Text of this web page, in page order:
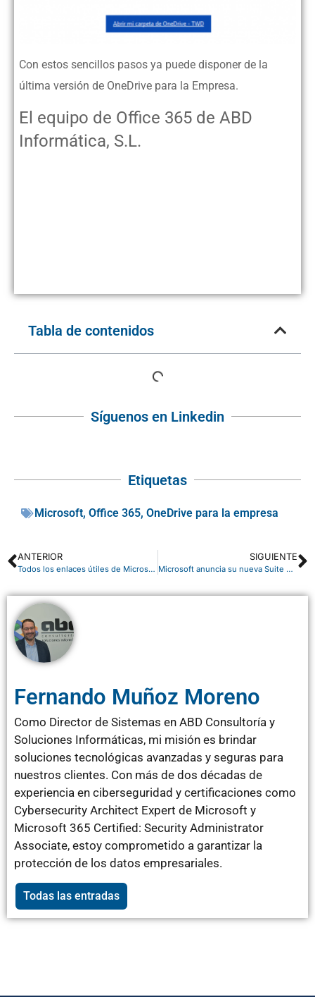
Con estos sencillos pasos ya puede disponer de la
última versión de OneDrive para la Empresa.
El equipo de Office 365 de ABD
Informática, S.L.
Tabla de contenidos
Síguenos en Linkedin
Etiquetas
Microsoft, Office 365, OneDrive para la empresa
ANTERIOR
Todos los enlaces útiles de Microsoft que quisiste encontrar a un solo Click
SIGUIENTE
Microsoft anuncia su nueva Suite en la nube Dynamics 365 y una nueva App Store
Fernando Muñoz Moreno
Como Director de Sistemas en ABD Consultoría y
Soluciones Informáticas, mi misión es brindar
soluciones tecnológicas avanzadas y seguras para
nuestros clientes. Con más de dos décadas de
experiencia en ciberseguridad y certificaciones como
Cybersecurity Architect Expert de Microsoft y
Microsoft 365 Certified: Security Administrator
Associate, estoy comprometido a garantizar la
protección de los datos empresariales.
Todas las entradas